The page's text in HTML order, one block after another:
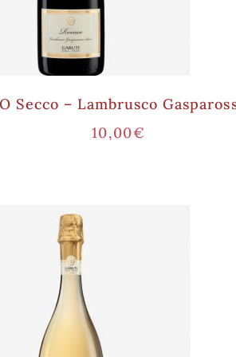
Secco – Lambrusco
10,00€